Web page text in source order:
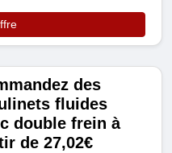
des
fluides
double frein à
de 27,02€